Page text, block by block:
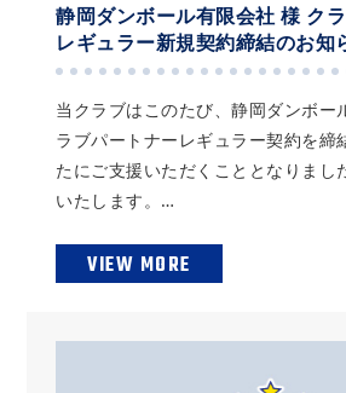
静岡ダンボール有限会社 様 ク
レギュラー新規契約締結のお知
当クラブはこのたび、静岡ダンボー
ラブパートナーレギュラー契約を締
たにご支援いただくこととなりまし
いたします。…
VIEW MORE